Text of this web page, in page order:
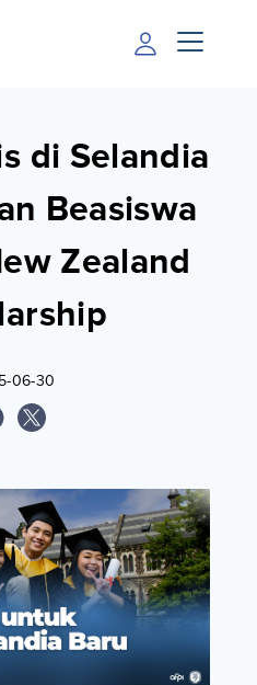
di Selandia
Beasiswa
Zealand
06-30